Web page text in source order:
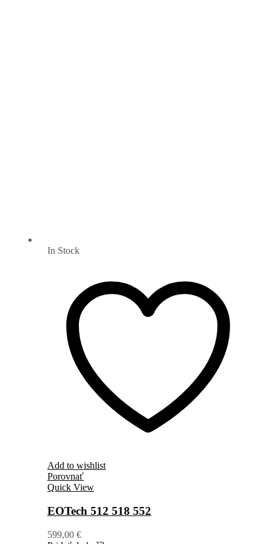
In Stock
Add to wishlist
Porovnať
Quick View
EOTech 512 518 552
599,00 €